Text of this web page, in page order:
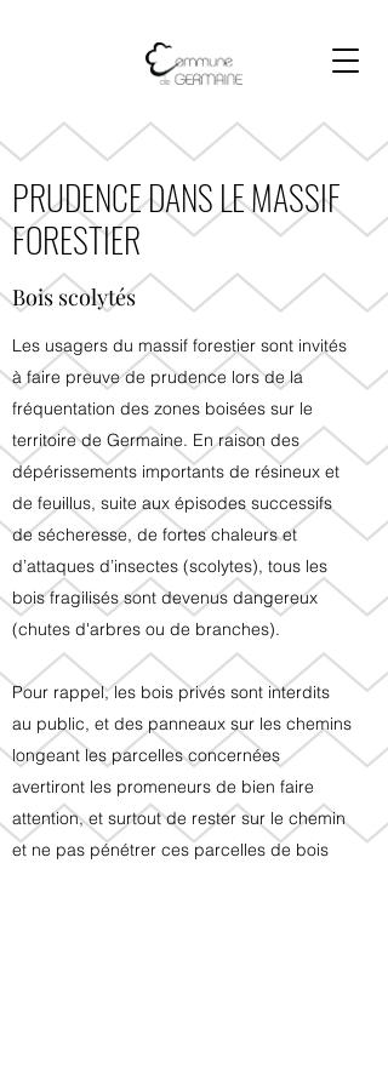
PRUDENCE DANS LE MASSIF
FORESTIER
Bois scolytés
Les usagers du massif forestier sont invités
à faire preuve de prudence lors de la
fréquentation des zones boisées sur le
territoire de Germaine. En raison des
dépérissements importants de résineux et
de feuillus, suite aux épisodes successifs
de sécheresse, de fortes chaleurs et
d’attaques d’insectes (scolytes), tous les
bois fragilisés sont devenus dangereux
(chutes d'arbres ou de branches).
Pour rappel, les bois privés sont interdits
au public, et des panneaux sur les chemins
longeant les parcelles concernées
avertiront les promeneurs de bien faire
attention, et surtout de rester sur le chemin
et ne pas pénétrer ces parcelles de bois